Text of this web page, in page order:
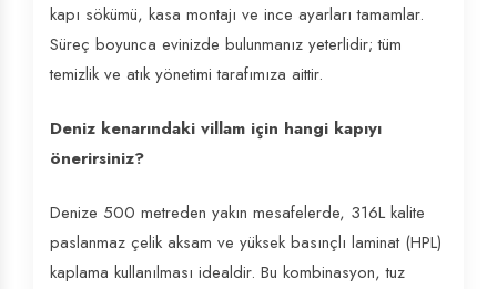
kapı sökümü, kasa montajı ve ince ayarları tamamlar.
Süreç boyunca evinizde bulunmanız yeterlidir; tüm
temizlik ve atık yönetimi tarafımıza aittir.
Deniz kenarındaki villam için hangi kapıyı
önerirsiniz?
Denize 500 metreden yakın mesafelerde, 316L kalite
paslanmaz çelik aksam ve yüksek basınçlı laminat (HPL)
kaplama kullanılması idealdir. Bu kombinasyon, tuz